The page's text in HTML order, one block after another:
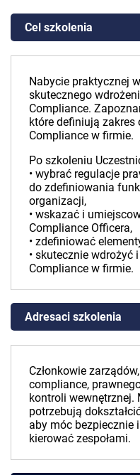
Cel szkolenia
Nabycie praktycznej
skutecznego
Compliance.
które definiują
Compliance w firmie.
Po szkoleniu
• wybrać regulacje
do zdefiniowania
organizacji,
• wskazać i
Compliance Officera,
• zdefiniować
• skutecznie wdrożyć
Compliance w firmie.
Adresaci szkolenia
Członkowie
compliance,
kontroli wewnętrznej.
potrzebują
aby móc bezpiecznie
kierować zespołami.